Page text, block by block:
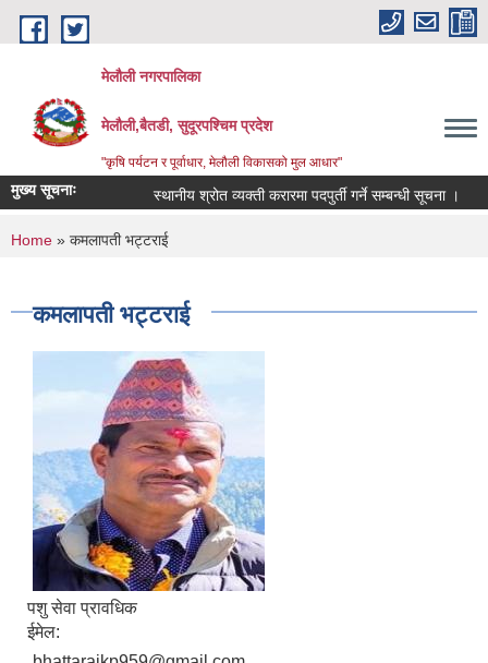
Skip to main content
मेलौली नगरपालिका
मेलौली,बैतडी, सुदूरपश्‍चिम प्रदेश
"कृषि पर्यटन र पूर्वाधार, मेलौली विकासको मुल आधार"
मुख्य सूचनाः स्थानीय श्रोत व्यक्ती करारमा पदपुर्ती गर्ने सम्बन्धी सूचना ।
You are here
Home » कमलापती भट्टराई
कमलापती भट्टराई
पशु सेवा प्रावधिक
ईमेल: